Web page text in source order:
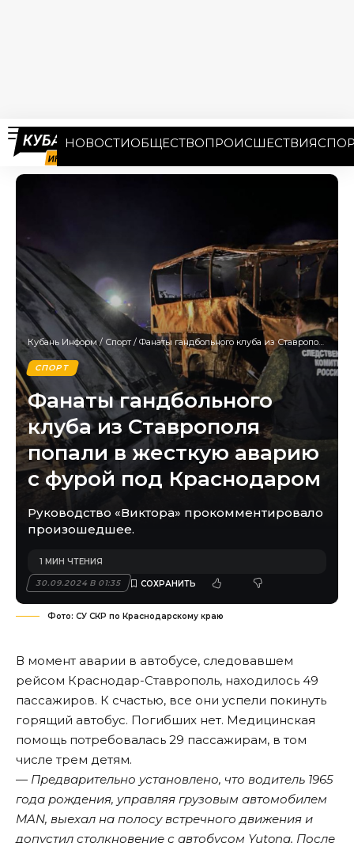
НОВОСТИОБЩЕСТВОПРОИСШЕСТВИЯ
Кубань Информ/ Спорт / Фанаты гандбольного клуба из Ставрополя попали в жесткую аварию с фурой под Краснодаром
СПОРТ
Фанаты гандбольного
клуба из Ставрополя
попали в жесткую аварию
с фурой под Краснодаром
Руководство «Виктора» прокомментировало
произошедшее.
30.09.2024 В 01:35
1 МИН ЧТЕНИЯ
Фото: СУ СКР по Краснодарскому краю
В момент аварии в автобусе, следовавшем
рейсом Краснодар-Ставрополь, находилось 49
пассажиров. К счастью, все они успели покинуть
горящий автобус. Погибших нет. Медицинская
помощь потребовалась 29 пассажирам, в том
числе трем детям.
— Предварительно установлено, что водитель 1965
года рождения, управляя грузовым автомобилем
MAN, выехал на полосу встречного движения и
допустил столкновение с автобусом Yutong. После